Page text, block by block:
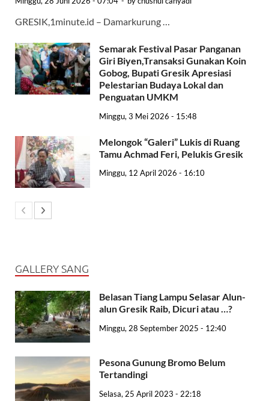
GRESIK,1minute.id – Damarkurung …
Semarak Festival Pasar Panganan
Giri Biyen,Transaksi Gunakan Koin
Gobog, Bupati Gresik Apresiasi
Pelestarian Budaya Lokal dan
Penguatan UMKM
Minggu, 3 Mei 2026 - 15:48
Melongok “Galeri” Lukis di Ruang
Tamu Achmad Feri, Pelukis Gresik
Minggu, 12 April 2026 - 16:10
GALLERY SANG
Belasan Tiang Lampu Selasar Alun-
alun Gresik Raib, Dicuri atau …?
Minggu, 28 September 2025 - 12:40
Pesona Gunung Bromo Belum
Tertandingi
Selasa, 25 April 2023 - 22:18